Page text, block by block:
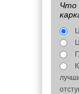
Что